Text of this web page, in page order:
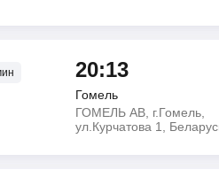
20:13
Гомель
ГОМЕЛЬ АВ, г.Гомель,
ул.Курчатова 1,